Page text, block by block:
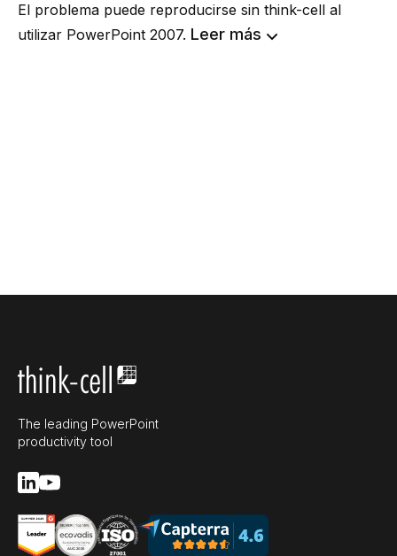
El problema puede reproducirse sin think-cell al
utilizar PowerPoint 2007. Leer más
The leading PowerPoint
productivity tool